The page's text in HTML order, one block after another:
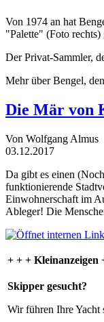
Von 1974 an hat
"Palette" (Foto
Der Privat-Sammler,
Mehr über Bengel,
Die Mär von
Von Wolfgang Almus
03.12.2017
Da gibt es einen
funktionierende
Einwohnerschaft im
Ableger! Die
+ + + Kleinanzeigen
Skipper gesucht?
Wir führen Ihre Yacht